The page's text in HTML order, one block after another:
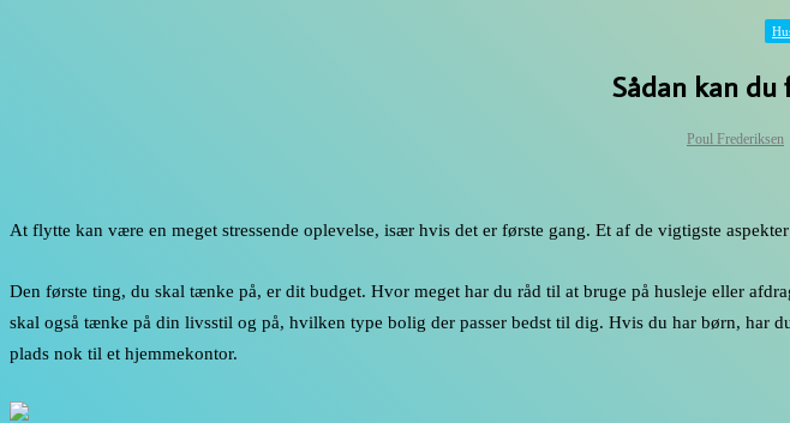
Sådan kan
Poul Frederiksen
At flytte kan være en meget stressende oplevelse, især hvis det er første gang. Et af de vigtigste
Den første ting, du skal tænke på, er dit budget. Hvor meget har du råd til at bruge på husleje eller
skal også tænke på din livsstil og på, hvilken type bolig der passer bedst til dig. Hvis du har børn, har
plads nok til et hjemmekontor.